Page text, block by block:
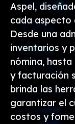
Aspel,
cada aspecto
Desde una
inventarios y
nómina,
y facturación
brinda las
garantizar el
costos y